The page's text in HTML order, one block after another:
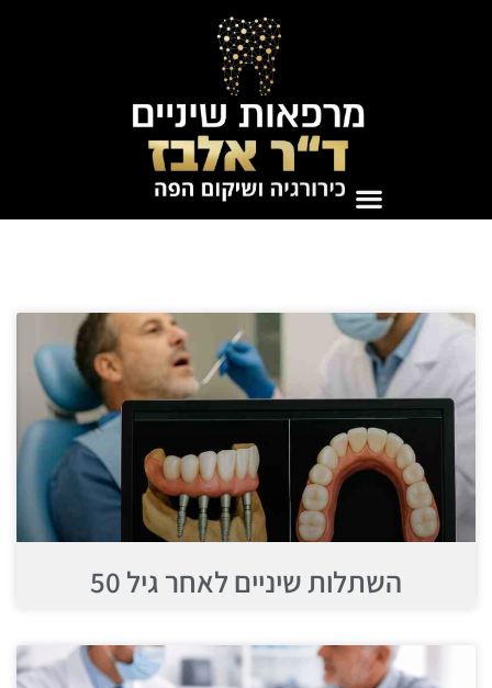
השתלות שיניים לאחר גיל 50